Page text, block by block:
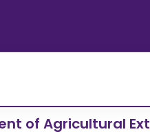
of Agricultural